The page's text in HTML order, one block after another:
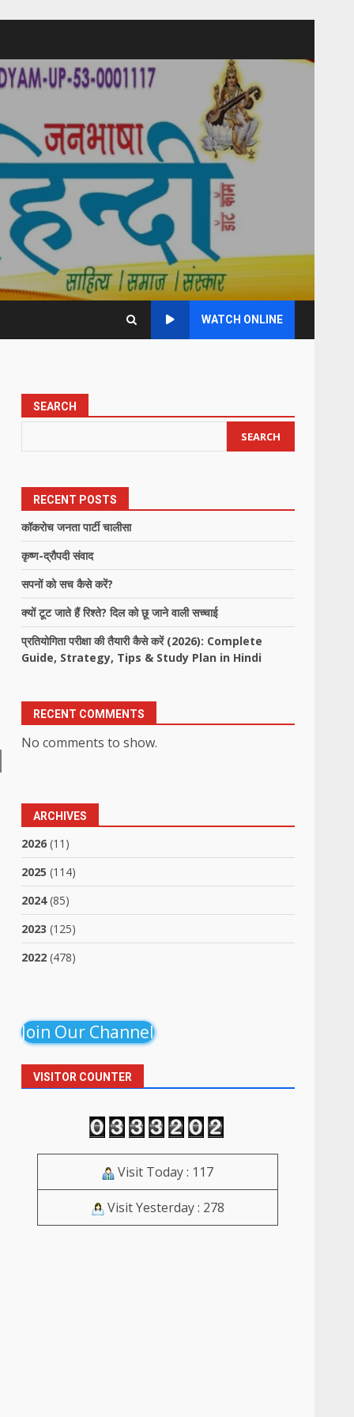
WATCH ONLINE
SEARCH
SEARCH
RECENT POSTS
कॉकरोच जनता पार्टी चालीसा
कृष्ण-द्रौपदी संवाद
सपनों को सच कैसे करें?
क्यों टूट जाते हैं रिश्ते? दिल को छू जाने वाली सच्चाई
प्रतियोगिता परीक्षा की तैयारी कैसे करें (2026): Complete
Guide, Strategy, Tips & Study Plan in Hindi
RECENT COMMENTS
No comments to show.
ARCHIVES
2026 (11)
2025 (114)
2024(85)
2023 (125)
2022 (478)
Join Our Channel
VISITOR COUNTER
Visit Today : 117
Visit Yesterday : 278